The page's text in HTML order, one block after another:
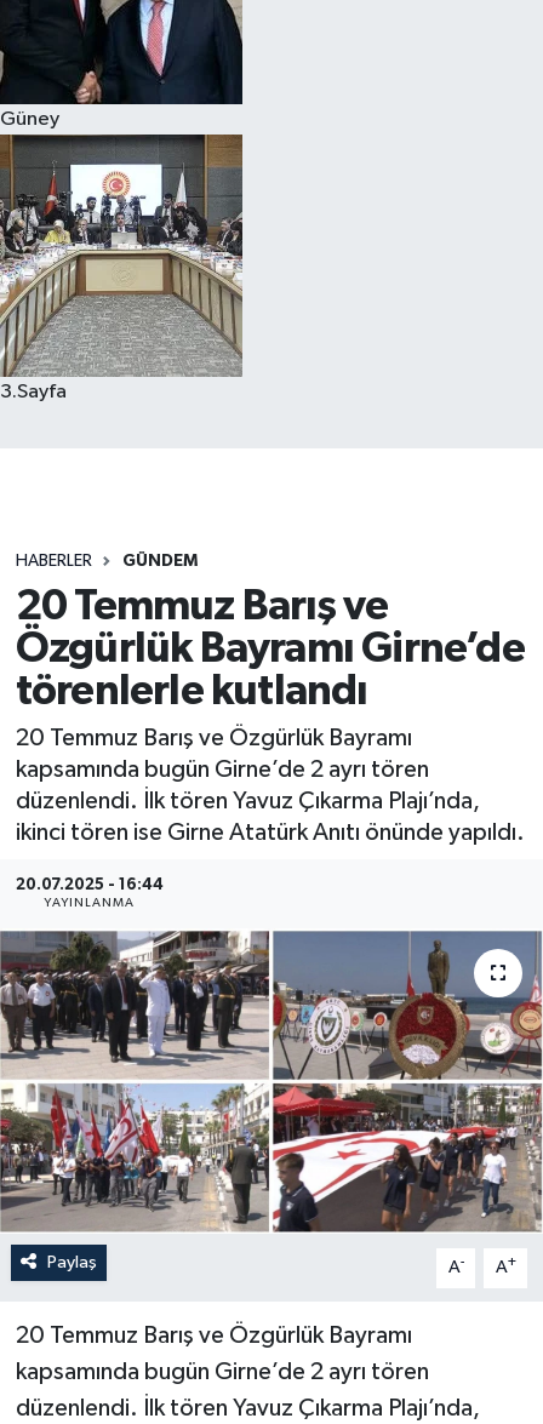
Güney
3.Sayfa
HABERLER GÜNDEM
20 Temmuz Barış ve
Özgürlük Bayramı Girne’de
törenlerle kutlandı
20 Temmuz Barış ve Özgürlük Bayramı
kapsamında bugün Girne’de 2 ayrı tören
düzenlendi. İlk tören Yavuz Çıkarma Plajı’nda,
ikinci tören ise Girne Atatürk Anıtı önünde yapıldı.
20.07.2025 - 16:44
YAYINLANMA
Paylaş A- A+
20 Temmuz Barış ve Özgürlük Bayramı
kapsamında bugün Girne’de 2 ayrı tören
düzenlendi. İlk tören Yavuz Çıkarma Plajı’nda,